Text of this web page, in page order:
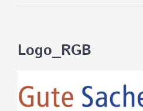
Logo_RGB